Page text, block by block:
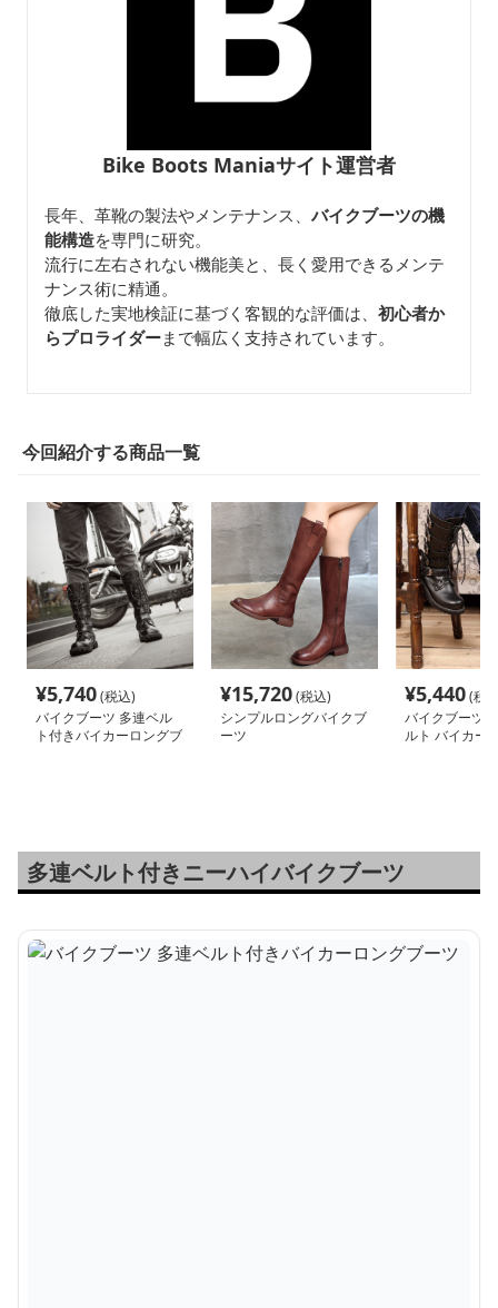
Bike Boots Maniaサイト運営者
長年、革靴の製法やメンテナンス、 バイクブーツの機
能構造を専門に研究。
流行に左右されない機能美と、長く愛用できるメンテ
ナンス術に精通。
徹底した実地検証に基づく客観的な評価は、 初心者か
らプロライダーまで幅広く支持されています。
今回紹介する商品一覧
¥5,740(税込)
バイクブーツ 多連ベル
ト付きバイカーロングブ
¥15,720(税込)
シンプルロングバイクブ
ーツ
¥5,440(税
バイクブーツ
ルト バイカー
多連ベルト付きニーハイバイクブーツ